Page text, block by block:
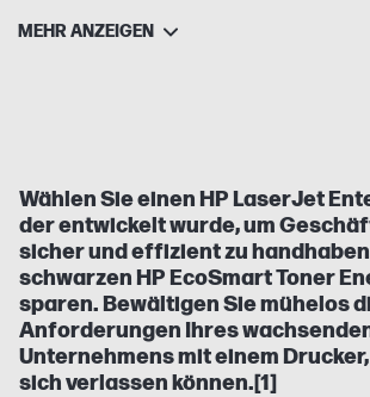
MEHR ANZEIGEN
Wählen Sie einen HP LaserJet
der entwickelt wurde, um
sicher und effizient zu
schwarzen HP EcoSmart Toner
sparen. Bewältigen Sie mühelos
Anforderungen Ihres
Unternehmens mit einem
sich verlassen können.[1]